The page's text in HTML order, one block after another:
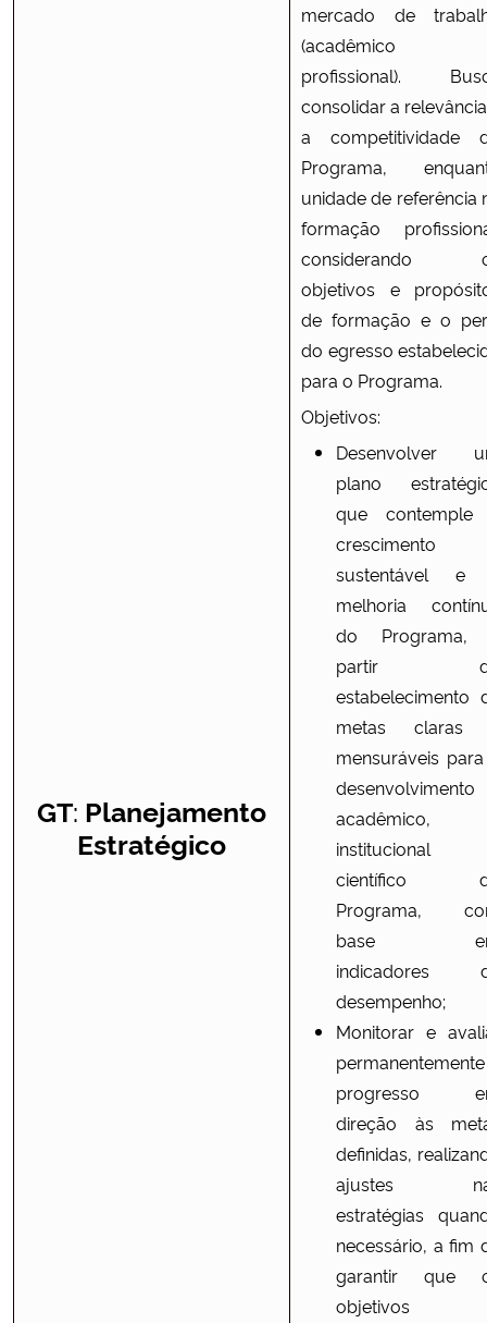
GT: Planejamento
Estratégico
mercado de
(acadêmico
profissional).
consolidar a
a competitividade
Programa,
unidade de referência
formação
considerando
objetivos e
de formação e o
do egresso
para o Programa.
Objetivos:
Desenvolver
plano
que contemple
crescimento
sustentável e
melhoria
do Programa,
partir
estabelecimento
metas claras
mensuráveis
desenvolvimento
acadêmico,
institucional
científico
Programa,
base
indicadores
desempenho;
Monitorar e
progresso
direção às
definidas,
ajustes
estratégias
necessário, a fim
garantir que
objetivos